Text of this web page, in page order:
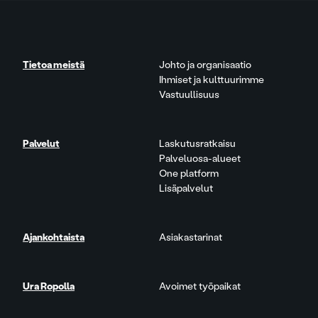
Tietoa meistä
Johto ja organisaatio
Ihmiset ja kulttuurimme
Vastuullisuus
Palvelut
Laskutusratkaisu
Palveluosa-alueet
One platform
Lisäpalvelut
Ajankohtaista Asiakastarinat
Ura Ropolla Avoimet työpaikat